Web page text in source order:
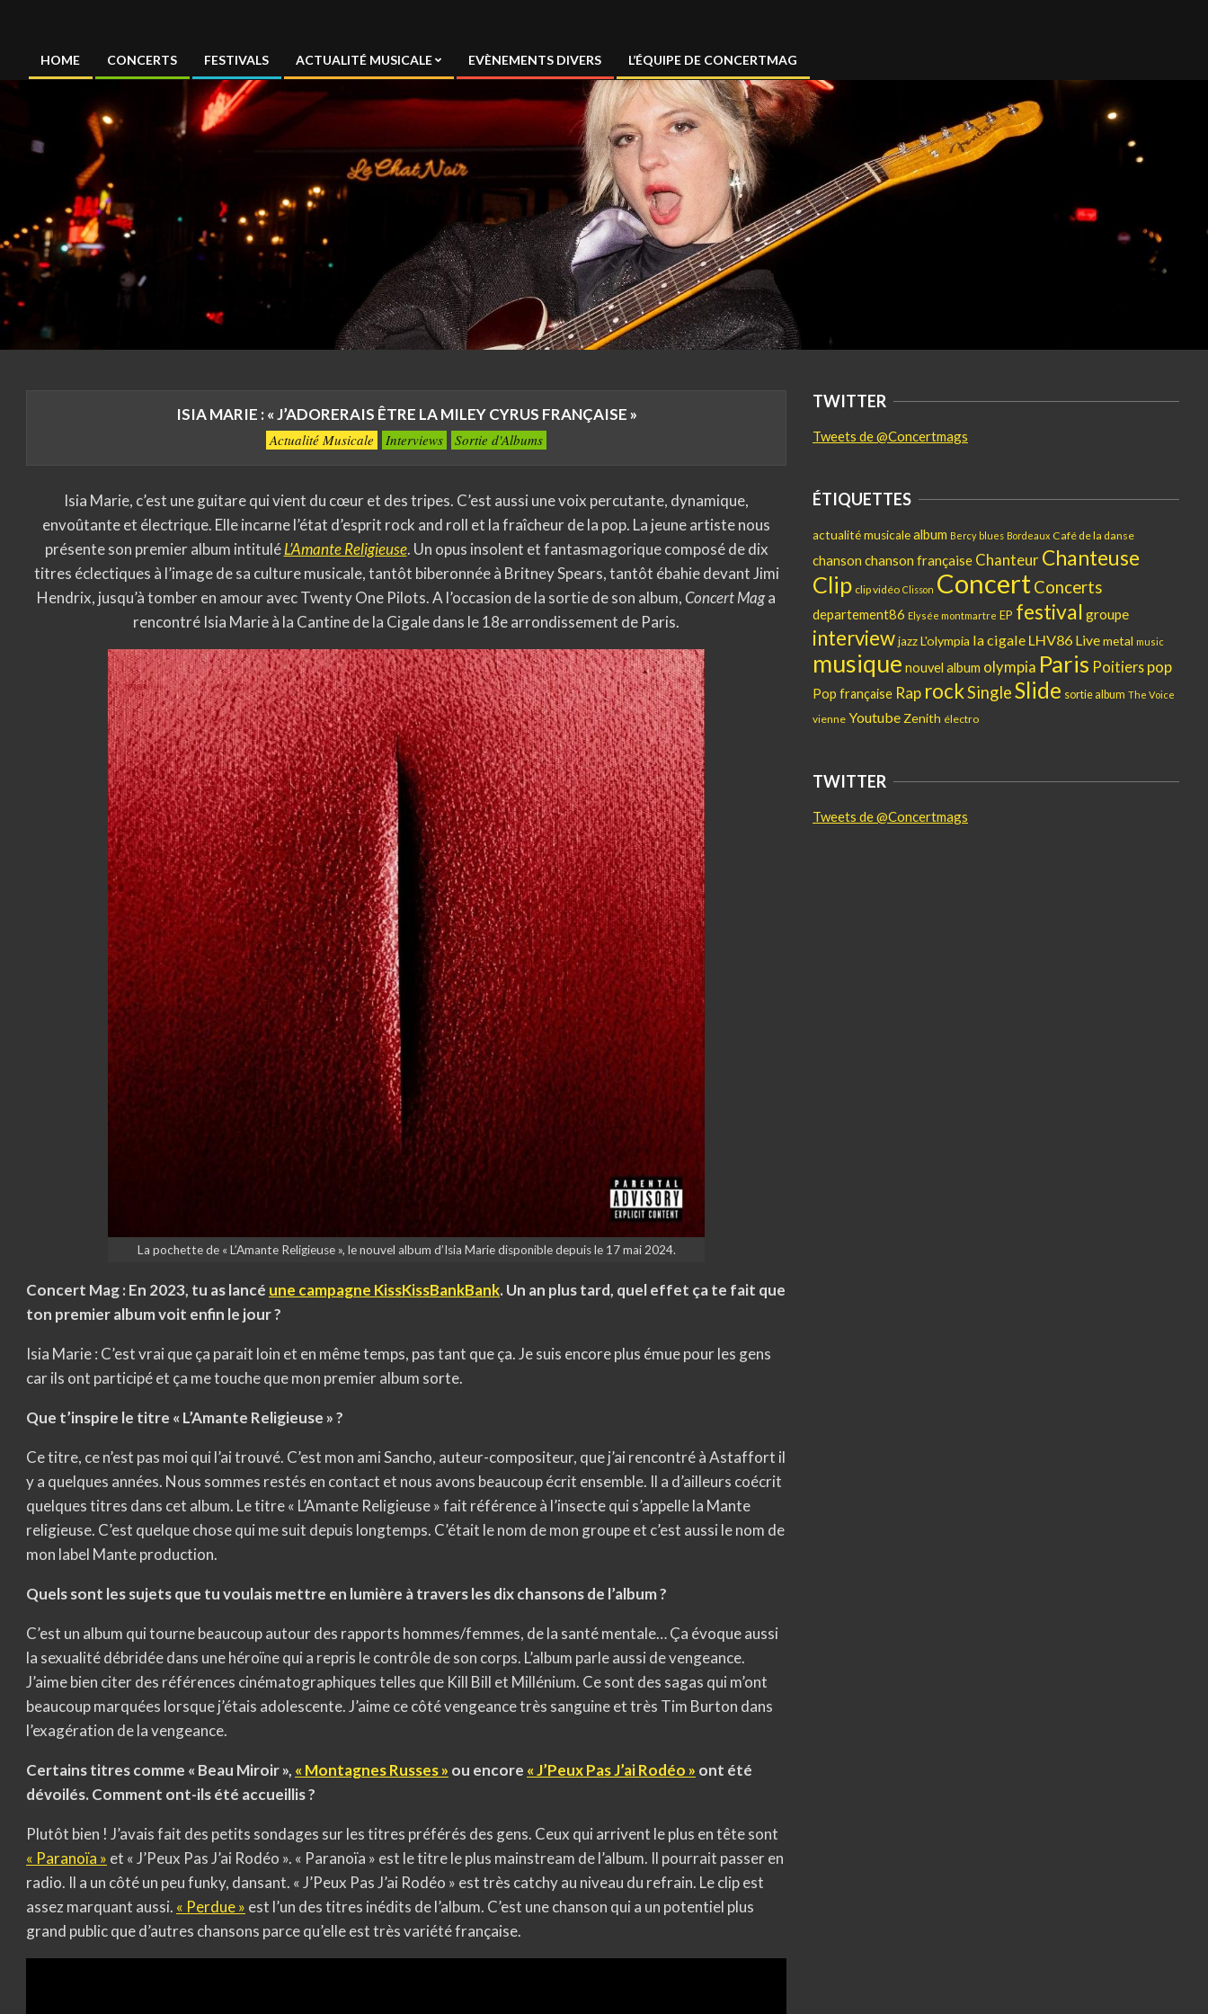
Primary
HOME CONCERTS FESTIVALS ACTUALITÉ MUSICALE EVÈNEMENTS DIVERS L’ÉQUIPE DE CONCERTMAG
ISIA MARIE : « J’ADORERAIS ÊTRE LA MILEY CYRUS FRANÇAISE »
Actualité Musicale Interviews Sortie d'Albums
Isia Marie, c’est une guitare qui vient du cœur et des tripes. C’est aussi une voix percutante, dynamique,
envoûtante et électrique. Elle incarne l’état d’esprit rock and roll et la fraîcheur de la pop. La jeune artiste nous
présente son premier album intituléL’Amante Religieuse. Un opus insolent et fantasmagorique composé de dix
titres éclectiques à l’image de sa culture musicale, tantôt biberonnée à Britney Spears, tantôt ébahie devant Jimi
Hendrix, jusqu’à tomber en amour avec Twenty One Pilots. A l’occasion de la sortie de son album,Concert Maga
rencontré Isia Marie à la Cantine de la Cigale dans le 18e arrondissement de Paris.
La pochette de « L’Amante Religieuse », le nouvel album d’Isia Marie disponible depuis le 17 mai 2024.
Concert Mag : En 2023, tu as lancé une campagne KissKissBankBank. Un an plus tard, quel effet ça te fait que
ton premier album voit enfin le jour ?
Isia Marie : C’est vrai que ça parait loin et en même temps, pas tant que ça. Je suis encore plus émue pour les gens
car ils ont participé et ça me touche que mon premier album sorte.
Que t’inspire le titre « L’Amante Religieuse » ?
Ce titre, ce n’est pas moi qui l’ai trouvé. C’est mon ami Sancho, auteur-compositeur, que j’ai rencontré à Astaffort il
y a quelques années. Nous sommes restés en contact et nous avons beaucoup écrit ensemble. Il a d’ailleurs coécrit
quelques titres dans cet album. Le titre « L’Amante Religieuse » fait référence à l’insecte qui s’appelle la Mante
religieuse. C’est quelque chose qui me suit depuis longtemps. C’était le nom de mon groupe et c’est aussi le nom de
mon label Mante production.
Quels sont les sujets que tu voulais mettre en lumière à travers les dix chansons de l’album ?
C’est un album qui tourne beaucoup autour des rapports hommes/femmes, de la santé mentale… Ça évoque aussi
la sexualité débridée dans une héroïne qui a repris le contrôle de son corps. L’album parle aussi de vengeance.
J’aime bien citer des références cinématographiques telles que Kill Bill et Millénium. Ce sont des sagas qui m’ont
beaucoup marquées lorsque j’étais adolescente. J’aime ce côté vengeance très sanguine et très Tim Burton dans
l’exagération de la vengeance.
Certains titres comme « Beau Miroir », « Montagnes Russes » ou encore « J’Peux Pas J’ai Rodéo » ont été
dévoilés. Comment ont-ils été accueillis ?
Plutôt bien ! J’avais fait des petits sondages sur les titres préférés des gens. Ceux qui arrivent le plus en tête sont
« Paranoïa » et « J’Peux Pas J’ai Rodéo ». « Paranoïa » est le titre le plus mainstream de l’album. Il pourrait passer en
radio. Il a un côté un peu funky, dansant. « J’Peux Pas J’ai Rodéo » est très catchy au niveau du refrain. Le clip est
assez marquant aussi. « Perdue » est l’un des titres inédits de l’album. C’est une chanson qui a un potentiel plus
grand public que d’autres chansons parce qu’elle est très variété française.
TWITTER
Tweets de @Concertmags
ÉTIQUETTES
actualité musicalealbum Bercy blues Bordeaux Café de la danse
chanson chanson française ChanteurChanteuse
Clip clip vidéo Clisson ConcertConcerts
departement86 Elysée montmartre EP festival groupe
interviewjazzL'olympia la cigale LHV86 Livemetal music
musique nouvel album olympia Paris Poitiers pop
Pop française Rap rockSingleSlide sortie album The Voice
vienne Youtube Zenith électro
TWITTER
Tweets de @Concertmags